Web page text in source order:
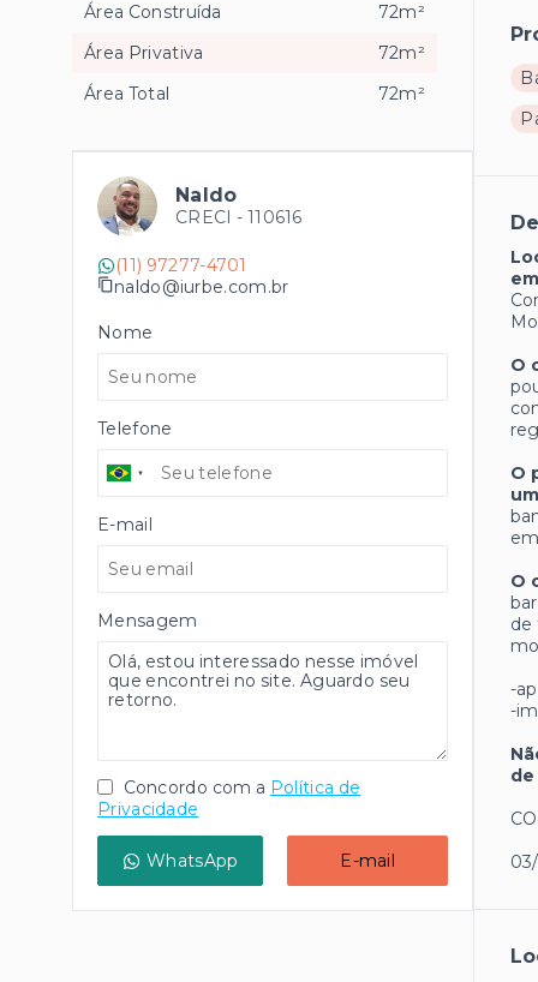
O
O
O
de
-
-
de
Área Construída
72m²
Área Privativa
72m²
Área Total
72m²
Naldo
CRECI - 110616
(11) 97277-4701
naldo@iurbe.com.br
Nome
Telefone
E-mail
Mensagem
Concordo com a Política de
Privacidade
WhatsApp E-mail